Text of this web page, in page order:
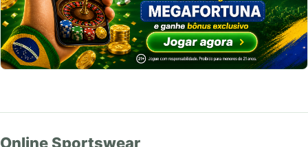
Online Sportswear